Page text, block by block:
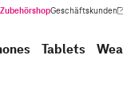
Geschäftskunden
(Wird in einem
Tablets